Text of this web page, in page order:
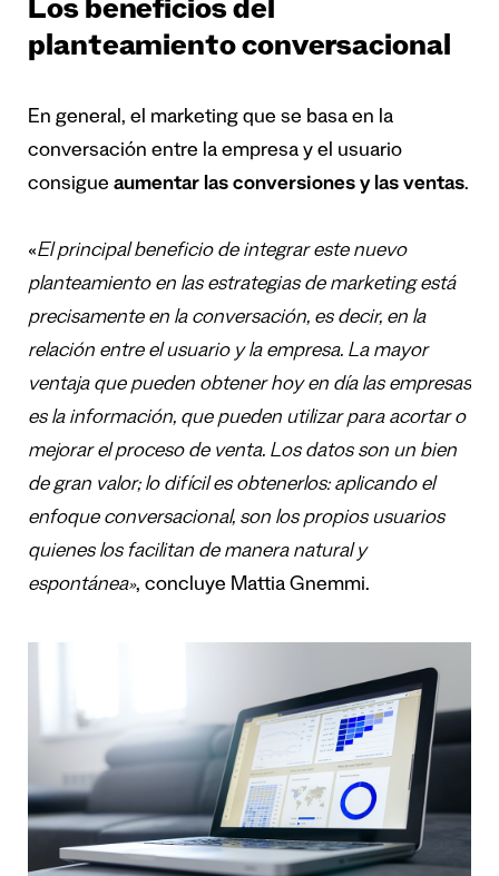
Los beneficios del
planteamiento conversacional
En general, el marketing que se basa en la
conversación entre la empresa y el usuario
consigue aumentar las conversiones y las ventas.
«El principal beneficio de integrar este nuevo
planteamiento en las estrategias de marketing está
precisamente en la conversación, es decir, en la
relación entre el usuario y la empresa. La mayor
ventaja que pueden obtener hoy en día las empresas
es la información, que pueden utilizar para acortar o
mejorar el proceso de venta. Los datos son un bien
de gran valor; lo difíciles obtenerlos: aplicando el
enfoque conversacional, son los propios usuarios
quienes los facilitan de manera natural y
espontánea», concluye Mattia Gnemmi.